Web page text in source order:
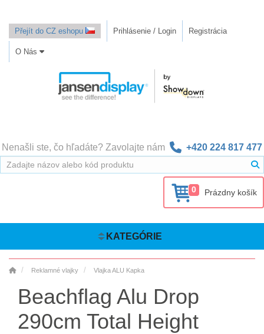
Přejít do CZ eshopu Prihlásenie / Login Registrácia
O Nás
Nenašli ste, čo hľadáte? Zavolajte nám +420 224 817 477
0 Prázdny košík
KATEGÓRIE
Reklamné vlajky Vlajka ALU Kapka
Beachflag Alu Drop
290cm Total Height